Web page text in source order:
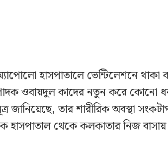
হাসপাতালে ভেন্টিলেশনে থাকা
ওবায়দুল কাদের নতুন করে কোনো
জানিয়েছে, তার শারীরিক অবস্থা
হাসপাতাল থেকে কলকাতার নিজ বাসায়